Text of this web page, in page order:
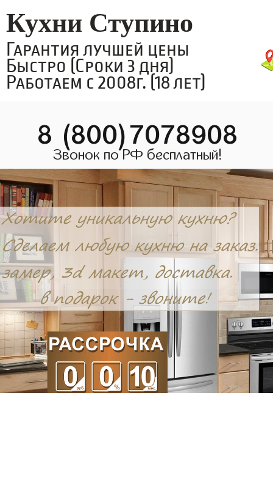
Кухни Ступино
Гарантия лучшей цены
Быстро (Сроки 3 дня)
Работаем с 2008г. (18 лет)
8 (800)7078908
Звонок по РФ бесплатный!